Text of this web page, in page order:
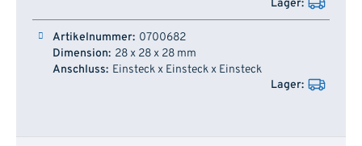
0700682
28 x 28 x 28 mm
Einsteck x Einsteck x Einsteck